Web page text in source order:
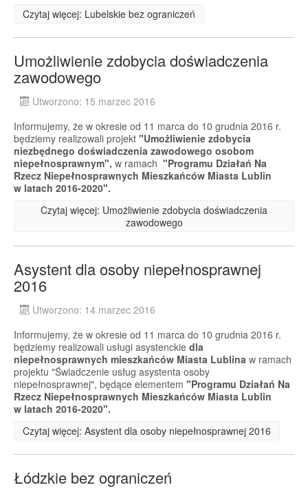
Czytaj więcej: Lubelskie bez ograniczeń
Umożliwienie zdobycia doświadczenia
zawodowego
Utworzono: 15 marzec 2016
Informujemy, że w okresie od 11 marca do 10 grudnia 2016 r.
będziemy realizowali projekt "Umożliwienie zdobycia
niezbędnego doświadczenia zawodowego osobom
niepełnosprawnym", w ramach "Programu Działań Na
Rzecz Niepełnosprawnych Mieszkańców Miasta Lublin
w latach 2016-2020".
Czytaj więcej: Umożliwienie zdobycia doświadczenia
zawodowego
Asystent dla osoby niepełnosprawnej
2016
Utworzono: 14 marzec 2016
Informujemy, że w okresie od 11 marca do 10 grudnia 2016 r.
będziemy realizowali usługi asystenckie dla
niepełnosprawnych mieszkańców Miasta Lublina w ramach
projektu "Świadczenie usług asystenta osoby
niepełnosprawnej", będące elementem "Programu Działań Na
Rzecz Niepełnosprawnych Mieszkańców Miasta Lublin
w latach 2016-2020".
Czytaj więcej: Asystent dla osoby niepełnosprawnej 2016
Łódzkie bez ograniczeń